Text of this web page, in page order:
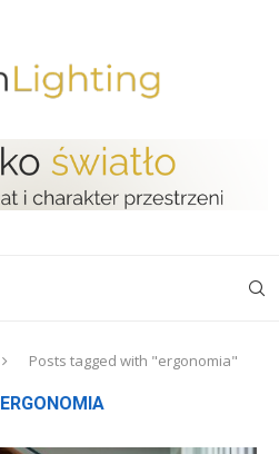
Posts tagged with "ergonomia"
ERGONOMIA